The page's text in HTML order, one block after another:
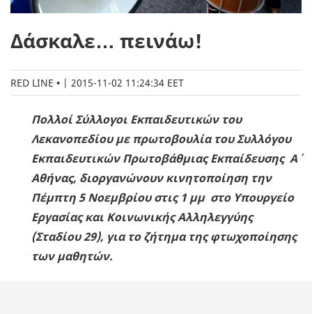
Δάσκαλε… πεινάω!
RED LINE | 2015-11-02 11:24:34 EET
Πολλοί Σύλλογοι Εκπαιδευτικών του
Λεκανοπεδίου με πρωτοβουλία του Συλλόγου
Εκπαιδευτικών Πρωτοβάθμιας Εκπαίδευσης Α΄
Αθήνας, διοργανώνουν κινητοποίηση την
Πέμπτη 5 Νοεμβρίου στις 1 μμ στο Υπουργείο
Εργασίας και Κοινωνικής Αλληλεγγύης
(Σταδίου 29), για το ζήτημα της φτωχοποίησης
των μαθητών.